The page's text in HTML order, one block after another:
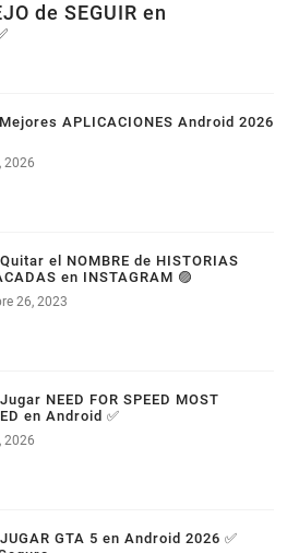
de SEGUIR en
APLICACIONES Android 2026
2026
el NOMBRE de HISTORIAS
en INSTAGRAM 🟣
26, 2023
NEED FOR SPEED MOST
en Android ✅
2026
GTA 5 en Android 2026 ✅